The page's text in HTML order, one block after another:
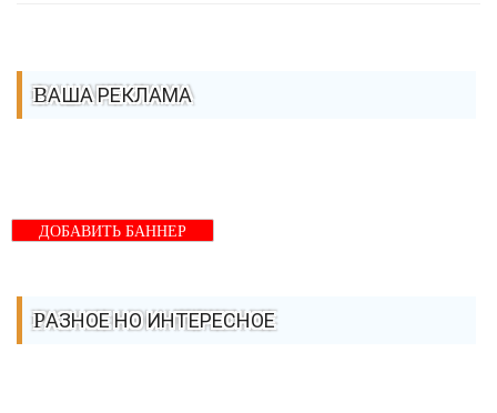
ВАША РЕКЛАМА
ДОБАВИТЬ БАННЕР
РАЗНОЕ НО ИНТЕРЕСНОЕ